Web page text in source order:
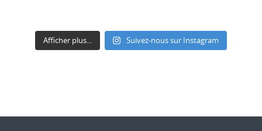
Afficher plus... Suivez-nous sur Instagram